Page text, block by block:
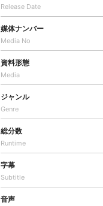
Release Date
媒体ナンバー
Media No
資料形態
Media
ジャンル
Genre
総分数
Runtime
字幕
Subtitle
音声